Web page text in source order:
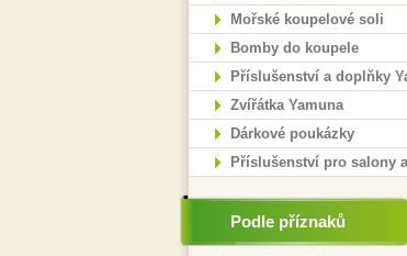
Mořské koupelové soli
Bomby do koupele
Příslušenství a doplňky
Zvířátka Yamuna
Dárkové poukázky
Příslušenství pro salony
Podle příznaků